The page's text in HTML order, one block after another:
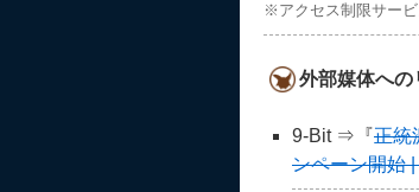
※アクセス制限サービ
外部媒体への
9-Bit ⇒『正統
ンペーン開始